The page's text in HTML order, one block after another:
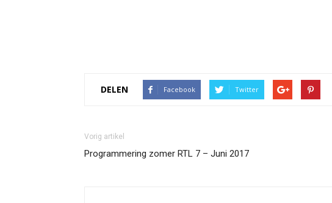
DELEN Facebook Twitter
Vorig artikel
Programmering zomer RTL 7 – Juni 2017